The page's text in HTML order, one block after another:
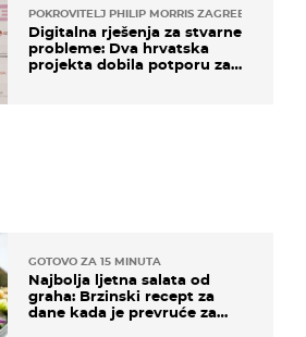
GOTOVO ZA 15 MINUTA
Najbolja ljetna salata od
graha: Brzinski recept za
dane kada je prevruće za
POKROVITELJ PHILIP MORRIS ZAGREB
Digitalna rješenja za stvarne
probleme: Dva hrvatska
projekta dobila potporu za